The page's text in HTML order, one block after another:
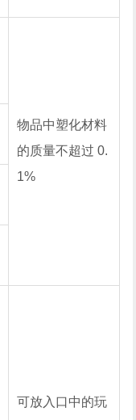
物品中塑化材料
的质量不超过 0.
1%
可放入口中的玩